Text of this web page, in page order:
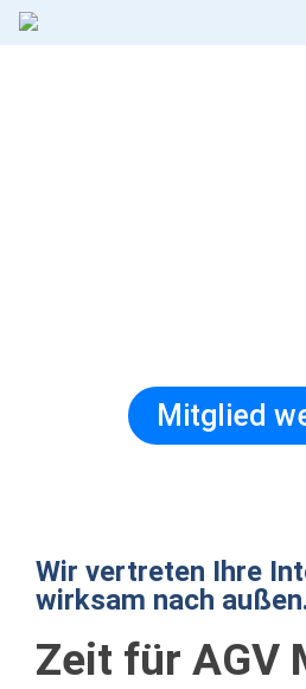
Mitglied
Wir vertreten Ihre
wirksam nach
Zeit für AGV